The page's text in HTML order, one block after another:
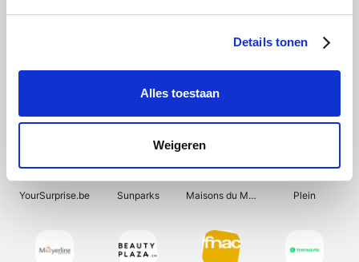
Details tonen
Alles toestaan
Weigeren
Bergfreunde Shein Pazzox Manutan
YourSurprise.be Sunparks Maisons du Monde Plein